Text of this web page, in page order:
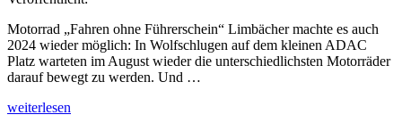
Motorrad „Fahren ohne Führerschein“ Limbächer machte es auch
2024 wieder möglich: In Wolfschlugen auf dem kleinen ADAC
Platz warteten im August wieder die unterschiedlichsten Motorräder
darauf bewegt zu werden. Und …
„Mehr
weiterlesen